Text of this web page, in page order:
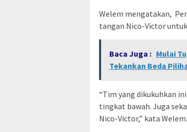
Welem mengatakan,
tangan Nico-Victor
Baca Juga : Mulai
Tekankan Beda
“Tim yang dikukuhkan
tingkat bawah. Juga
Nico-Victor,” kata Welem.